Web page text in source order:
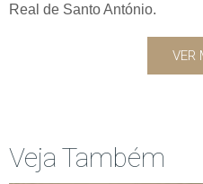
Real de Santo António.
VER
Veja Também